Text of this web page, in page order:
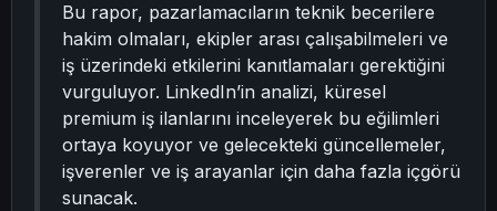
Bu rapor, pazarlamacıların teknik becerilere
hakim olmaları, ekipler arası çalışabilmeleri ve
iş üzerindeki etkilerini kanıtlamaları gerektiğini
vurguluyor. LinkedIn’in analizi, küresel
premium iş ilanlarını inceleyerek bu eğilimleri
ortaya koyuyor ve gelecekteki güncellemeler,
işverenler ve iş arayanlar için daha fazla içgörü
sunacak.